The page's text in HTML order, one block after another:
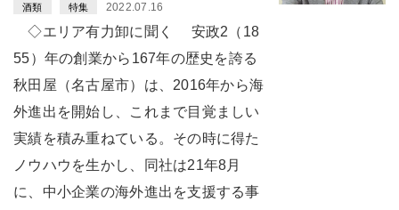
酒類 特集 2022.07.16
◇エリア有力卸に聞く 安政2（18
55）年の創業から167年の歴史を誇る
秋田屋（名古屋市）は、2016年から海
外進出を開始し、これまで目覚ましい
実績を積み重ねている。その時に得た
ノウハウを生かし、同社は21年8月
に、中小企業の海外進出を支援する事